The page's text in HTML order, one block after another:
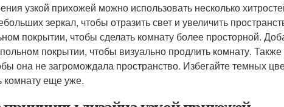
узкой прихожей можно использовать несколько
зеркал, чтобы отразить свет и увеличить
покрытии, чтобы сделать комнату более просторной.
покрытии, чтобы визуально продлить комнату.
она не загромождала пространство. Избегайте темных
комнату еще уже.